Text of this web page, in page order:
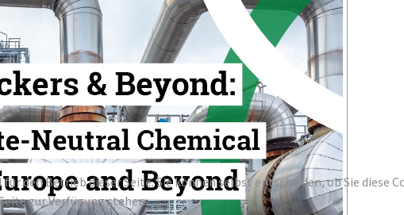
den Betrieb dieser Seite. Sie können selbst entscheiden, ob Sie diese
zur Verfügung stehen.